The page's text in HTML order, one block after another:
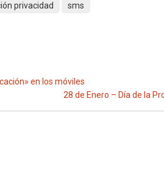
privacidad sms
en los móviles
28 de Enero – Día de la